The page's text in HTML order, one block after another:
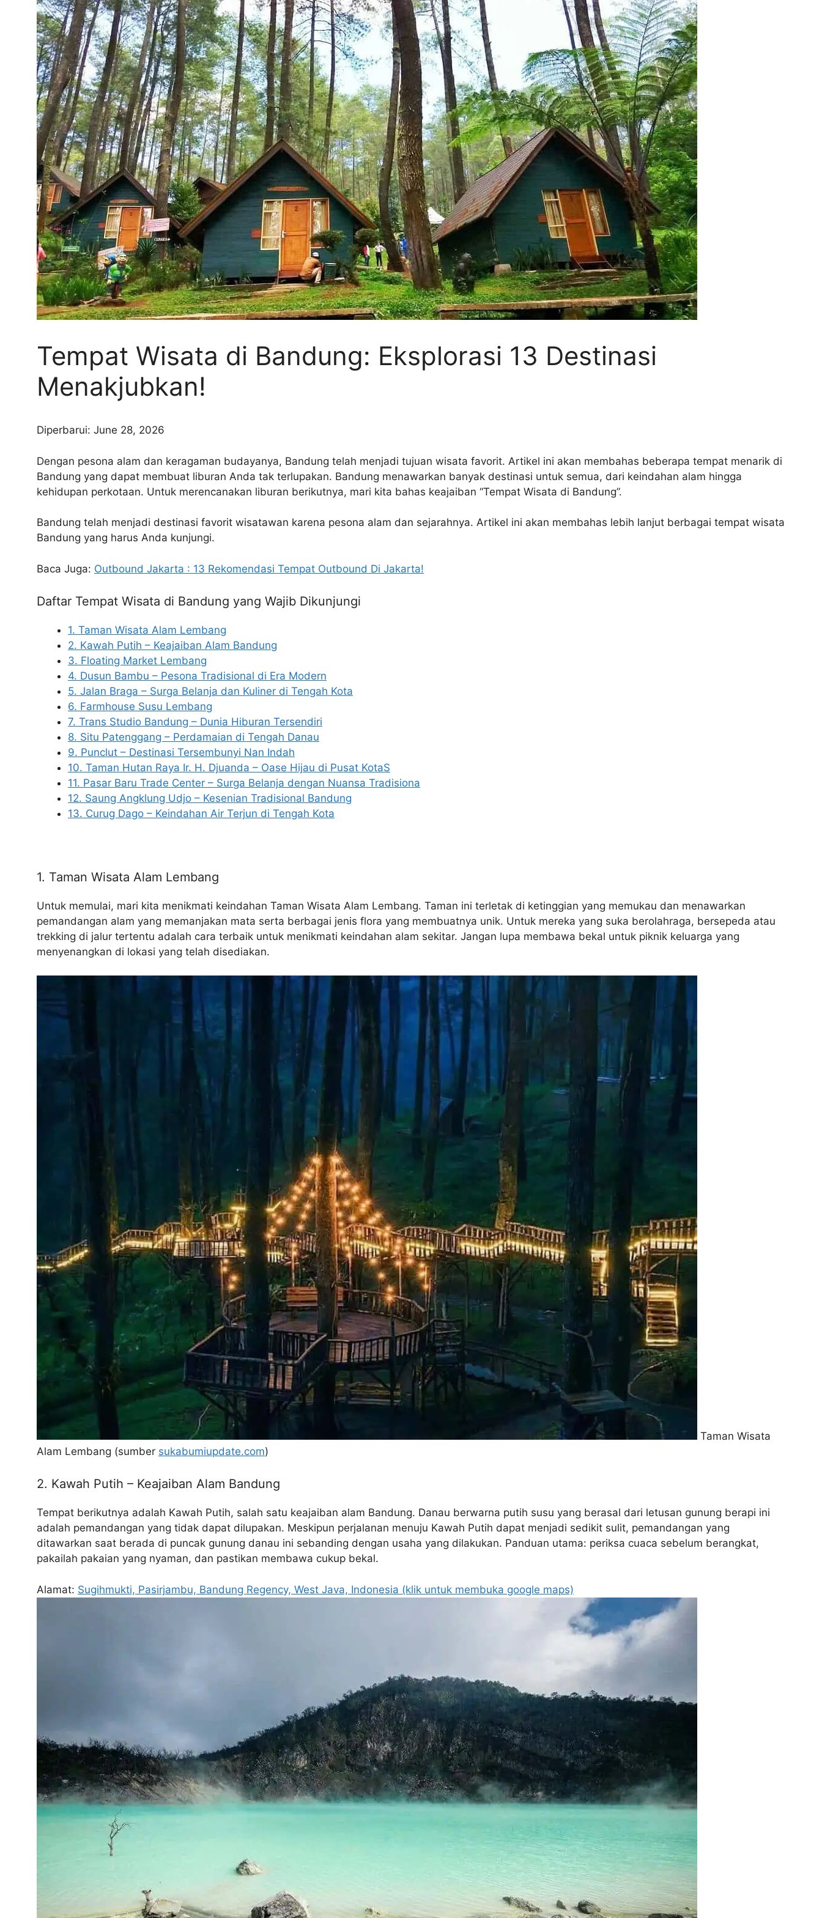
Tempat Wisata di Bandung: Eksplorasi 13 Destinasi
Menakjubkan!
Diperbarui: June 28, 2026
Dengan pesona alam dan keragaman budayanya, Bandung telah menjadi tujuan wisata favorit. Artikel ini akan membahas beberapa tempat menarik di
Bandung yang dapat membuat liburan Anda tak terlupakan. Bandung menawarkan banyak destinasi untuk semua, dari keindahan alam hingga
kehidupan perkotaan. Untuk merencanakan liburan berikutnya, mari kita bahas keajaiban “Tempat Wisata di Bandung”.
Bandung telah menjadi destinasi favorit wisatawan karena pesona alam dan sejarahnya. Artikel ini akan membahas lebih lanjut berbagai tempat wisata
Bandung yang harus Anda kunjungi.
Baca Juga: Outbound Jakarta : 13 Rekomendasi Tempat Outbound Di Jakarta!
Daftar Tempat Wisata di Bandung yang Wajib Dikunjungi
1. Taman Wisata Alam Lembang
2. Kawah Putih – Keajaiban Alam Bandung
3. Floating Market Lembang
4. Dusun Bambu – Pesona Tradisional di Era Modern
5. Jalan Braga – Surga Belanja dan Kuliner di Tengah Kota
6. Farmhouse Susu Lembang
7. Trans Studio Bandung – Dunia Hiburan Tersendiri
8. Situ Patenggang – Perdamaian di Tengah Danau
9. Punclut – Destinasi Tersembunyi Nan Indah
10. Taman Hutan Raya Ir. H. Djuanda – Oase Hijau di Pusat KotaS
11. Pasar Baru Trade Center – Surga Belanja dengan Nuansa Tradisiona
12. Saung Angklung Udjo – Kesenian Tradisional Bandung
13. Curug Dago – Keindahan Air Terjun di Tengah Kota
1. Taman Wisata Alam Lembang
Untuk memulai, mari kita menikmati keindahan Taman Wisata Alam Lembang. Taman ini terletak di ketinggian yang memukau dan menawarkan
pemandangan alam yang memanjakan mata serta berbagai jenis flora yang membuatnya unik. Untuk mereka yang suka berolahraga, bersepeda atau
trekking di jalur tertentu adalah cara terbaik untuk menikmati keindahan alam sekitar. Jangan lupa membawa bekal untuk piknik keluarga yang
menyenangkan di lokasi yang telah disediakan.
Taman Wisata
Alam Lembang (sumber sukabumiupdate.com)
2. Kawah Putih – Keajaiban Alam Bandung
Tempat berikutnya adalah Kawah Putih, salah satu keajaiban alam Bandung. Danau berwarna putih susu yang berasal dari letusan gunung berapi ini
adalah pemandangan yang tidak dapat dilupakan. Meskipun perjalanan menuju Kawah Putih dapat menjadi sedikit sulit, pemandangan yang
ditawarkan saat berada di puncak gunung danau ini sebanding dengan usaha yang dilakukan. Panduan utama: periksa cuaca sebelum berangkat,
pakailah pakaian yang nyaman, dan pastikan membawa cukup bekal.
Alamat: Sugihmukti, Pasirjambu, Bandung Regency, West Java, Indonesia (klik untuk membuka google maps)